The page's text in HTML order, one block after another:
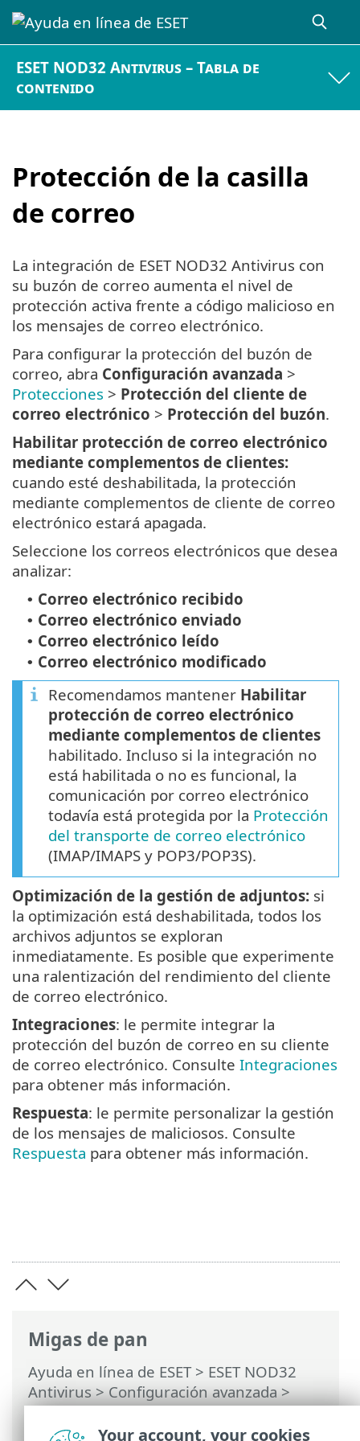
ESET NOD32 Antivirus – Tabla de
contenido
Protección de la casilla
de correo
Migas de pan
Ayuda en línea de ESET> ESET NOD32
Antivirus>Configuración avanzada>
Protecciones>Protección del cliente de
correo electrónico> Protección de la
La integración de ESET NOD32 Antivirus con
su buzón de correo aumenta el nivel de
protección activa frente a código malicioso en
los mensajes de correo electrónico.
Para configurar la protección del buzón de
correo, abra Configuración avanzada >
Protecciones > Protección del cliente de
correo electrónico > Protección del buzón.
Habilitar protección de correo electrónico
mediante complementos de clientes:
cuando esté deshabilitada, la protección
mediante complementos de cliente de correo
electrónico estará apagada.
Seleccione los correos electrónicos que desea
analizar:
• Correo electrónico recibido
• Correo electrónico enviado
• Correo electrónico leído
• Correo electrónico modificado
Recomendamos mantener Habilitar
protección de correo electrónico
mediante complementos de clientes
habilitado. Incluso si la integración no
está habilitada o no es funcional, la
comunicación por correo electrónico
todavía está protegida por la Protección
del transporte de correo electrónico
(IMAP/IMAPS y POP3/POP3S).
Optimización de la gestión de adjuntos: si
la optimización está deshabilitada, todos los
archivos adjuntos se exploran
inmediatamente. Es posible que experimente
una ralentización del rendimiento del cliente
de correo electrónico.
Integraciones: le permite integrar la
protección del buzón de correo en su cliente
de correo electrónico. Consulte Integraciones
para obtener más información.
Respuesta: le permite personalizar la gestión
de los mensajes de maliciosos. Consulte
Respuesta para obtener más información.
Your account, your cookies